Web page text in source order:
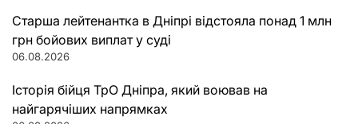
Старша лейтенантка в Дніпрі відстояла понад 1 млн
грн бойових виплат у суді
06.08.2026
Історія бійця ТрО Дніпра, який воював на
найгарячіших напрямках